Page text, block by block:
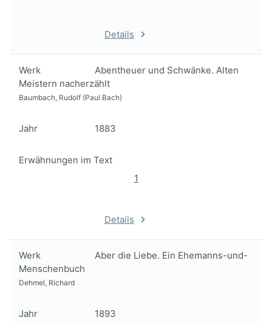
Details
Werk
Abentheuer und Schwänke. Alten
Meistern nacherzählt
Baumbach, Rudolf (Paul Bach)
Jahr 1883
Erwähnungen im Text
1
Details
Werk
Aber die Liebe. Ein Ehemanns-und-
Menschenbuch
Dehmel, Richard
Jahr 1893